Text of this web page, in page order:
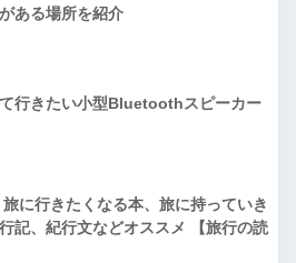
ある場所を紹介
行きたい小型Bluetoothスピーカー
に行きたくなる本、旅に持っていき
記、紀行文などオススメ 【旅行の読